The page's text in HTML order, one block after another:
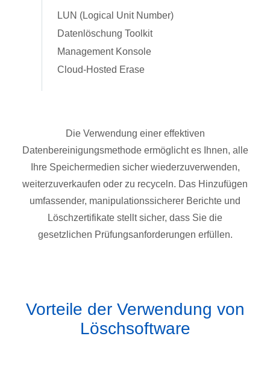
LUN (Logical Unit Number)
Datenlöschung Toolkit
Management Konsole
Cloud-Hosted Erase
Die Verwendung einer effektiven
Datenbereinigungsmethode ermöglicht es Ihnen, alle
Ihre Speichermedien sicher wiederzuverwenden,
weiterzuverkaufen oder zu recyceln. Das Hinzufügen
umfassender, manipulationssicherer Berichte und
Löschzertifikate stellt sicher, dass Sie die
gesetzlichen Prüfungsanforderungen erfüllen.
Vorteile der Verwendung von
Löschsoftware